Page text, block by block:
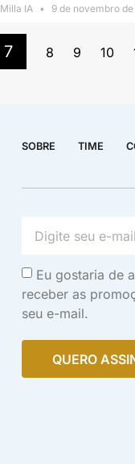
Milla IA 9 de novembro
7 8 9 10
SOBRE TIME
Eu gostaria de
receber as
seu e-mail.
QUERO